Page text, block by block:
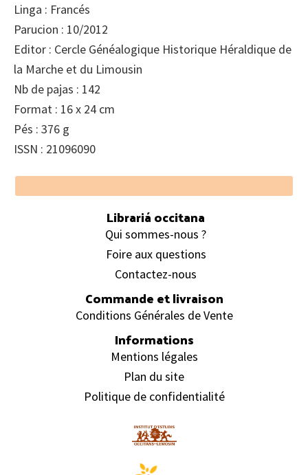
Linga : Francés
Parucion : 10/2012
Editor : Cercle Généalogique Historique Héraldique de
la Marche et du Limousin
Nb de pajas : 142
Format : 16 x 24 cm
Pés : 376 g
ISSN : 21096090
Footer
Librariá occitana
Qui sommes-nous ?
Foire aux questions
Contactez-nous
Commande et livraison
Conditions Générales de Vente
Informations
Mentions légales
Plan du site
Politique de confidentialité